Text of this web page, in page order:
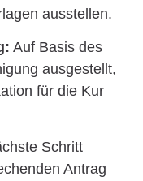
ausstellen.
Auf Basis des
ausgestellt,
für die Kur
Schritt
Antrag